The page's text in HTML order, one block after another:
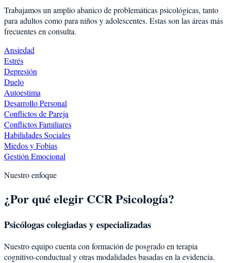
Trabajamos un amplio abanico de problemáticas psicológicas, tanto
para adultos como para niños y adolescentes. Estas son las áreas más
frecuentes en consulta.
Ansiedad
Estrés
Depresión
Duelo
Autoestima
Desarrollo Personal
Conflictos de Pareja
Conflictos Familiares
Habilidades Sociales
Miedos y Fobias
Gestión Emocional
Nuestro enfoque
¿Por qué elegir CCR Psicología?
Psicólogas colegiadas y especializadas
Nuestro equipo cuenta con formación de posgrado en terapia
cognitivo-conductual y otras modalidades basadas en la evidencia.